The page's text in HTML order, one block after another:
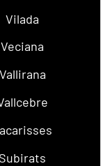
Vilada
Veciana
Vallirana
Subirats